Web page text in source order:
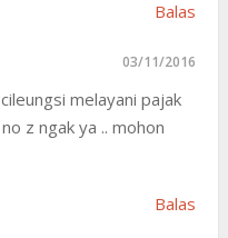
Balas
03/11/2016
melayani pajak
z ngak ya .. mohon
Balas